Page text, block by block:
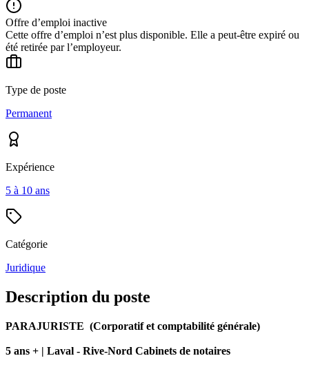
Offre d’emploi inactive
Cette offre d’emploi n’est plus disponible. Elle a peut-être expiré ou
été retirée par l’employeur.
Type de poste
Permanent
Expérience
5 à 10 ans
Catégorie
Juridique
Description du poste
PARAJURISTE (Corporatif et comptabilité générale)
5 ans + | Laval - Rive-Nord Cabinets de notaires